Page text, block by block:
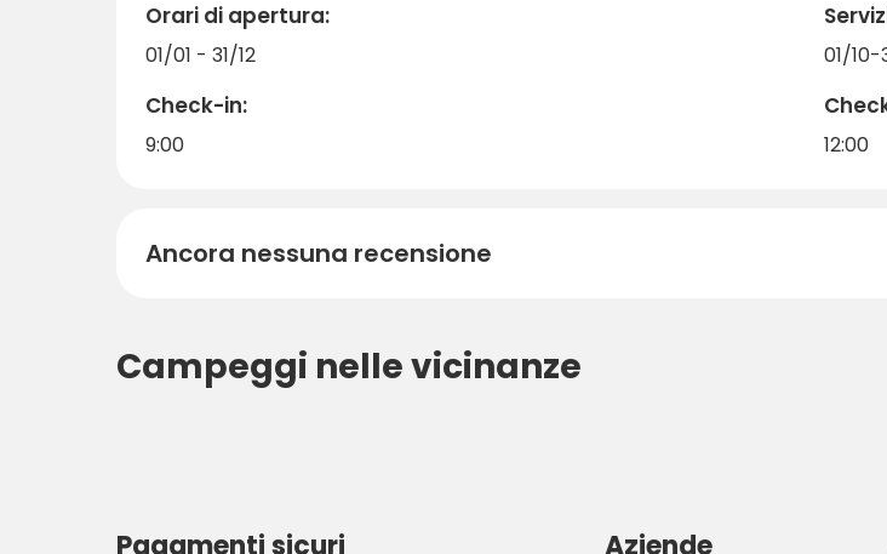
Orari di apertura:
01/01 - 31/12 01/
Check-in:
9:00 12:00
Ancora nessuna recensione
Campeggi nelle vicinanze
Pagamenti sicuri Aziende